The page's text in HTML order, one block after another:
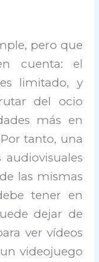
pero que
cuenta: el
limitado, y
del ocio
más en
tanto, una
las mismas
tener en
dejar de
ver vídeos
videojuego